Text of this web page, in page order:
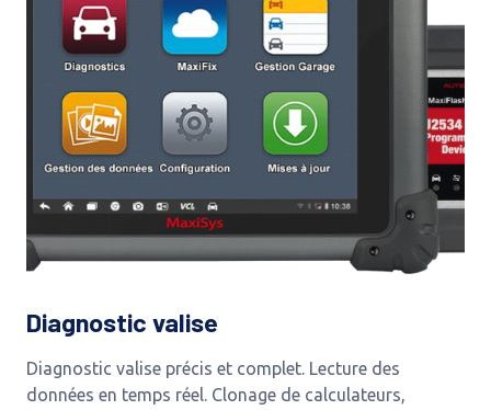
Diagnostic valise
Diagnostic valise précis et complet. Lecture des
données en temps réel. Clonage de calculateurs,